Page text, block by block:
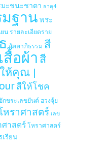
มะชนะชาตา ธาตุ4
ฐาน พระ
ยน รายละเอียดราย
สัตตาภิธรรม สี
สื้อผ้า สี
ห้คุณ |
สีให้โชค
อักขระเลขยันต์ ฮวงจุ้ย
หราศาสตร์ เลข
ศาสตร์โหราศาสตร์
รียน